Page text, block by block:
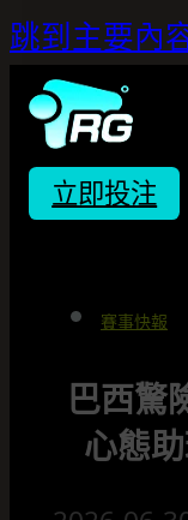
跳到主要內
立即投注
賽事快報
巴西驚
心態